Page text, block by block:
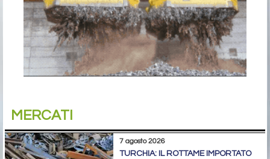
MERCATI
7 agosto 2026
TURCHIA: IL ROTTAME IMPORTATO